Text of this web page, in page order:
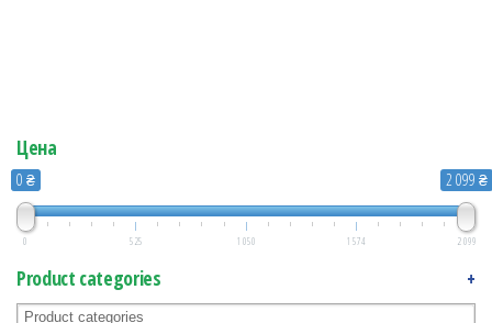
Цена
0 ₴ 2 099 ₴
0 525 1 050 1 574 2 099
Product categories +